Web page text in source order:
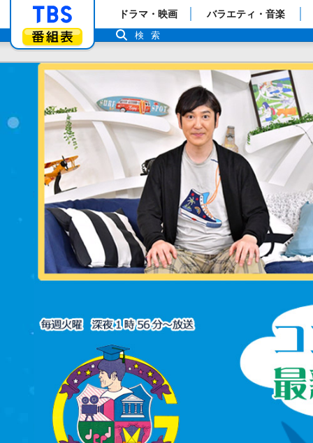
「TBSテレビ」トップページ
番組表
ドラマ・映画 バラエティ・音楽
検索